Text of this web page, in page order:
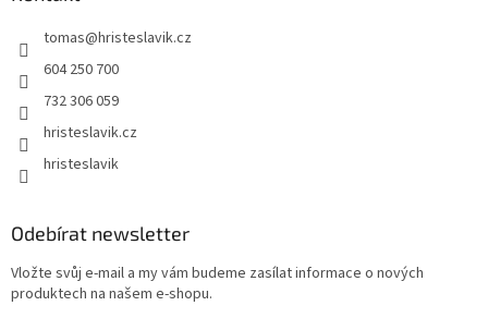
tomas@hristeslavik.cz
604 250 700
732 306 059
hristeslavik.cz
hristeslavik
Odebírat newsletter
Vložte svůj e-mail a my vám budeme zasílat informace o nových
produktech na našem e-shopu.